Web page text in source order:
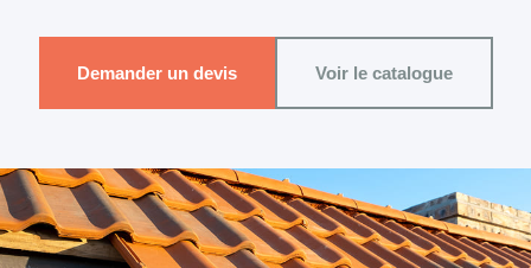
Demander un devis Voir le catalogue